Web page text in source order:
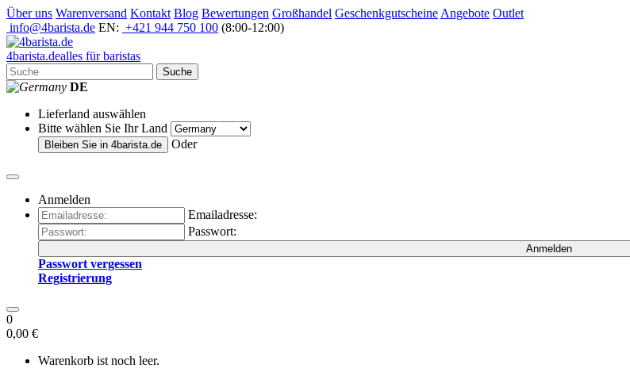
Über uns Warenversand Kontakt Blog Bewertungen Großhandel Geschenkgutscheine Angebote Outlet
info@4barista.de EN: +421 944 750 100 (8:00-12:00)
4barista.dealles für baristas
Suche
DE
Lieferland auswählen
Bitte wählen Sie Ihr Land
Bleiben Sie in 4barista.de Oder
Anmelden
Emailadresse:
Passwort:
Anmelden
Passwort vergessen
Registrierung
0
0,00 €
Warenkorb ist noch leer.